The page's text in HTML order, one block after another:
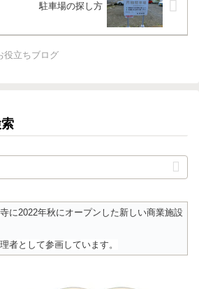
駐車場の探し方
役立ちブログ
に2022年秋にオープンした新しい商業施設
者として参画しています。